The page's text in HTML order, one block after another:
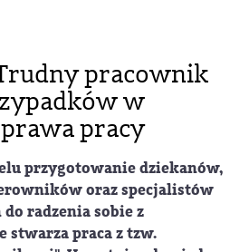
pracownik
w
pracy
przygotowanie dziekanów,
oraz specjalistów
radzenia sobie z
praca z tzw.